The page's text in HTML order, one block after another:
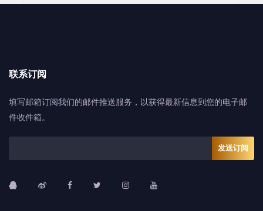
联系订阅
填写邮箱订阅我们的邮件推送服务，以获得最新信息到您的电子邮
件收件箱。